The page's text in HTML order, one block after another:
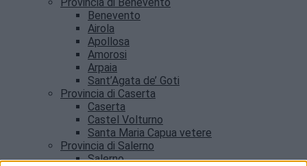
Benevento
Airola
Apollosa
Amorosi
Arpaia
Sant’Agata de’ Goti
Provincia di Caserta
Caserta
Castel Volturno
Santa Maria Capua vetere
Provincia di Salerno
Salerno